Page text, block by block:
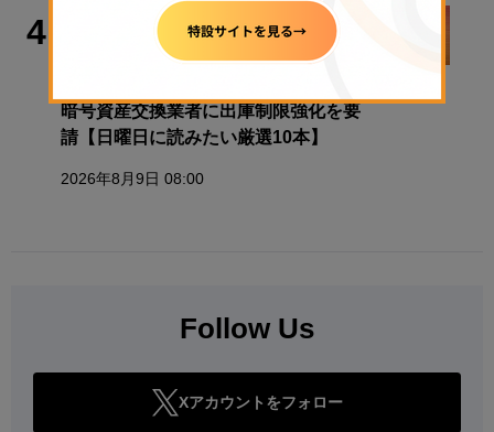
4
【速報】金融庁、暗号資産・ステーブ
暗号資産交換業者に出庫制限強化を要
請【日曜日に読みたい厳選10本】
2026年8月9日 08:00
Follow Us
Xアカウントをフォロー